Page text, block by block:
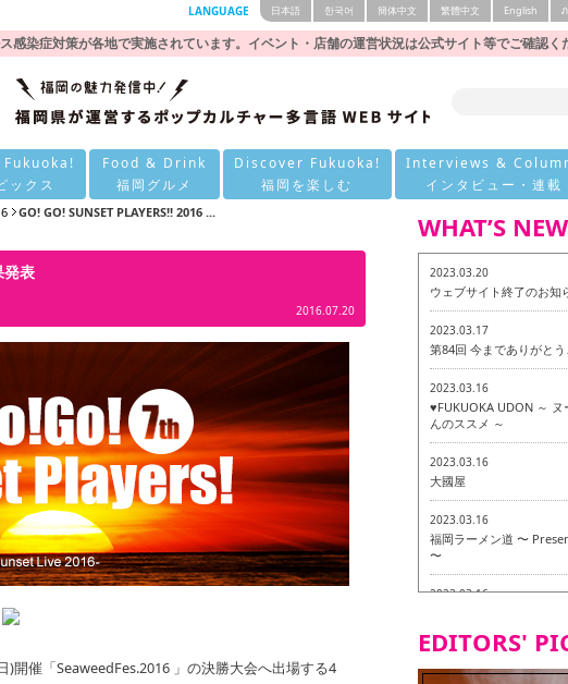
感染症対策が各地で実施されています。イベント・店舗の運営状況は公式サイト等でご確認く
LANGUAGE 日本語 한국어 簡体中文 繁體中文 English
ックス
Food & Drink
福岡グルメ
Discover Fukuoka!
福岡を楽しむ
Interviews &
インタビュー・連載
GO! GO! SUNSET PLAYERS!! 2016 ...
発表
2016.07.20
開催「SeaweedFes.2016 」の決勝大会へ出場する4
WHAT’S NEW
2023.03.20
ウェブサイト終了のお知
2023.03.17
第84回 今までありがと
2023.03.16
♥FUKUOKA UDON ～
んのススメ ～
2023.03.16
大國屋
2023.03.16
福岡ラーメン道 〜
〜
2023.03.16
2023.03.07
ヴィーガン・ベジタリア
EDITORS'